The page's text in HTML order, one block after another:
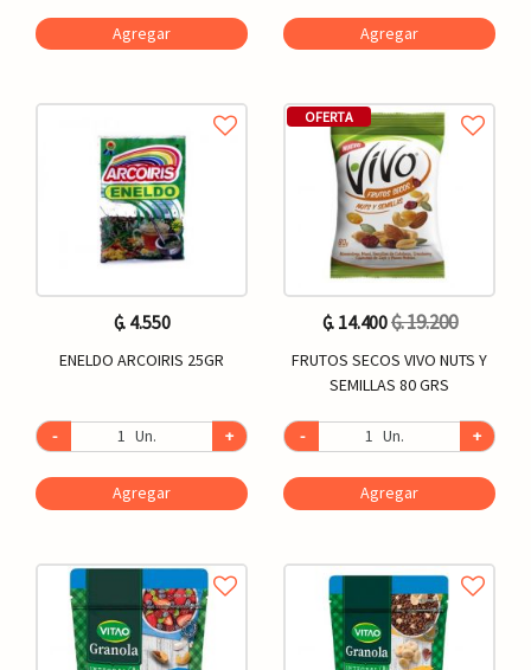
Agregar Agregar
₲. 4.550
ENELDO ARCOIRIS 25GR
- Un. +
Agregar
OFERTA
₲. 14.400₲. 19.200
FRUTOS SECOS VIVO NUTS Y
SEMILLAS 80 GRS
- Un. +
Agregar